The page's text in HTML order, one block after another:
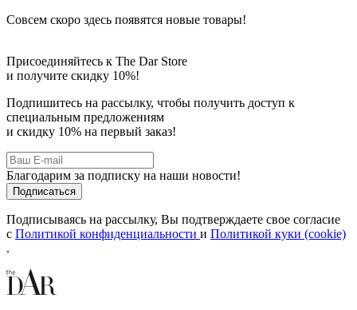
Совсем скоро здесь появятся новые товары!
Присоединяйтесь к The Dar Store
и получите скидку 10%!
Подпишитесь на рассылку, чтобы получить доступ к
специальным предложениям
и скидку 10% на первый заказ!
Благодарим за подписку на наши новости!
Подписываясь на рассылку, Вы подтверждаете свое согласие
с Политикой конфиденциальности и Политикой куки (cookie)
.